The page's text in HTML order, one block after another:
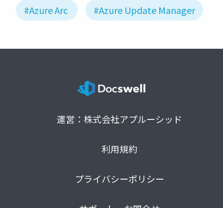
#Azure Arc #Azure Update Manager
運営：株式会社アプルーシッド
利用規約
プライバシーポリシー